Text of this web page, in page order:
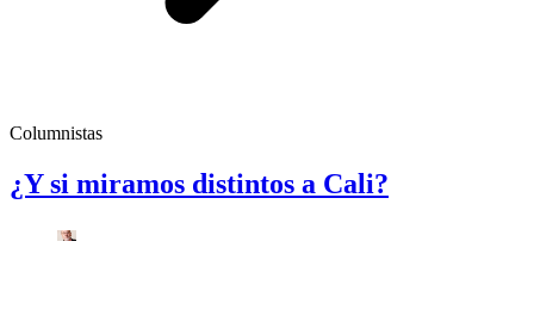
Columnistas
¿Y si miramos distintos a Cali?